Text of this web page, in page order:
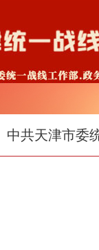
中共天津市委